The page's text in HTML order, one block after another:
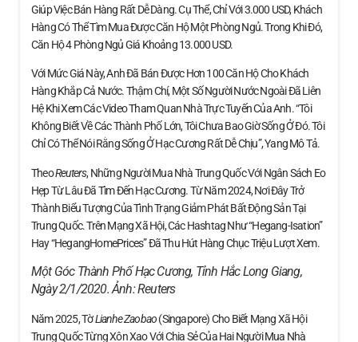
Giúp Việc Bán Hàng Rất Dễ Dàng. Cụ Thể, Chỉ Với 3.000 USD, Khách
Hàng Có Thể Tìm Mua Được Căn Hộ Một Phòng Ngủ. Trong Khi Đó,
Căn Hộ 4 Phòng Ngủ Giá Khoảng 13.000 USD.
Với Mức Giá Này, Anh Đã Bán Được Hơn 100 Căn Hộ Cho Khách
Hàng Khắp Cả Nước. Thậm Chí, Một Số Người Nước Ngoài Đã Liên
Hệ Khi Xem Các Video Tham Quan Nhà Trực Tuyến Của Anh. “Tôi
Không Biết Về Các Thành Phố Lớn, Tôi Chưa Bao Giờ Sống Ở Đó. Tôi
Chỉ Có Thể Nói Rằng Sống Ở Hạc Cương Rất Dễ Chịu”, Yang Mô Tả.
TheoReuters, Những Người Mua Nhà Trung Quốc Với Ngân Sách Eo
Hẹp Từ Lâu Đã Tìm Đến Hạc Cương. Từ Năm 2024, Nơi Đây Trở
Thành Biểu Tượng Của Tình Trạng Giảm Phát Bất Động Sản Tại
Trung Quốc. Trên Mạng Xã Hội, Các Hashtag Như “Hegang-Isation”
Hay “HegangHomePrices” Đã Thu Hút Hàng Chục Triệu Lượt Xem.
Một Góc Thành Phố Hạc Cương, Tỉnh Hắc Long Giang,
Ngày 2/1/2020. Ảnh:Reuters
Năm 2025, TờLianhe Zaobao(Singapore) Cho Biết Mạng Xã Hội
Trung Quốc Từng Xôn Xao Với Chia Sẻ Của Hai Người Mua Nhà